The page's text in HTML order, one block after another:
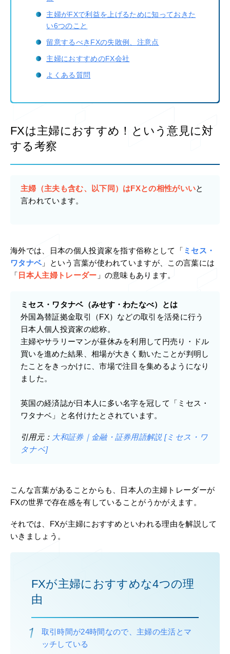
主婦がFXで利益を上げるために知っておきた
い6つのこと
留意するべきFXの失敗例、注意点
主婦におすすめのFX会社
よくある質問
FXは主婦におすすめ！という意見に対
する考察
主婦（主夫も含む、以下同）はFXとの相性がいいと
言われています。
海外では、日本の個人投資家を指す俗称として「 ミセス・
ワタナベ」という言葉が使われていますが、この言葉には
「 日本人主婦トレーダー 」の意味もあります。
ミセス・ワタナベ（みせす・わたなべ）とは
外国為替証拠金取引（FX）などの取引を活発に行う
日本人個人投資家の総称。
主婦やサラリーマンが昼休みを利用して円売り・ドル
買いを進めた結果、相場が大きく動いたことが判明し
たことをきっかけに、市場で注目を集めるようになり
ました。
英国の経済誌が日本人に多い名字を冠して「ミセス・
ワタナベ」と名付けたとされています。
引用元： 大和証券｜金融・証券用語解説 [ミセス・ワ
タナベ]
こんな言葉があることからも、日本人の主婦トレーダーが
FXの世界で存在感を有していることがうかがえます。
それでは、FXが主婦におすすめといわれる理由を解説して
いきましょう。
FXが主婦におすすめな4つの理
由
取引時間が24時間なので、主婦の生活とマ
ッチしている